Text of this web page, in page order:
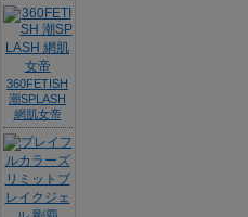
360FETISH
潮SPLASH
網肌女帝